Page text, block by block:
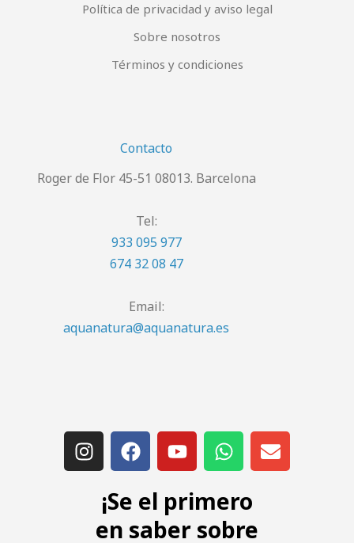
Política de privacidad y aviso legal
Sobre nosotros
Términos y condiciones
Contacto
Roger de Flor 45-51 08013. Barcelona
Tel:
933 095 977
674 32 08 47
Email:
aquanatura@aquanatura.es
¡Se el primero
en saber sobre